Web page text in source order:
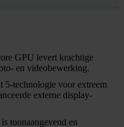
GPU levert krachtige
en videobewerking.
5-technologie voor extreem
externe display-
toonaangevend en